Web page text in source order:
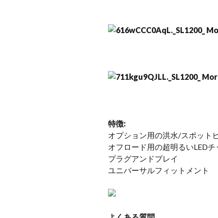
特徴:
オプション用の洪水/スポット
オフロード用の超明るいLEDチ
プラグアンドプレイ
ユニバーサルフィットメント